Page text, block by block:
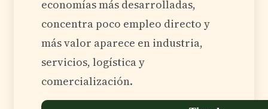
economías más desarrolladas,
concentra poco empleo directo y
más valor aparece en industria,
servicios, logística y
comercialización.